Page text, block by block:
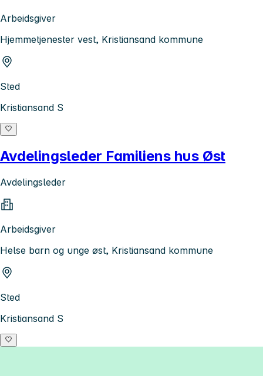
Arbeidsgiver
Hjemmetjenester vest, Kristiansand kommune
Sted
Kristiansand S
Avdelingsleder Familiens hus Øst
Avdelingsleder
Arbeidsgiver
Helse barn og unge øst, Kristiansand kommune
Sted
Kristiansand S